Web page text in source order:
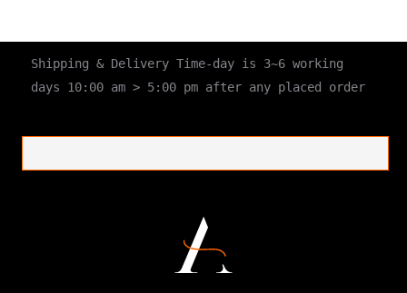
Shipping & Delivery Time-day is 3~6 working
days 10:00 am > 5:00 pm after any placed order